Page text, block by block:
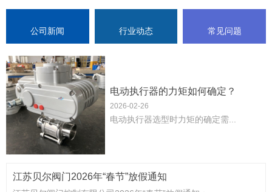
公司新闻 行业动态 常见问题
电动执行器的力矩如何确定？
2026-02-26
‌电动执行器选型时力矩的确定需...
江苏贝尔阀门2026年“春节”放假通知